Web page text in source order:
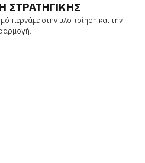
ΣΤΡΑΤΗΓΙΚΗΣ
περνάμε στην υλοποίηση και την